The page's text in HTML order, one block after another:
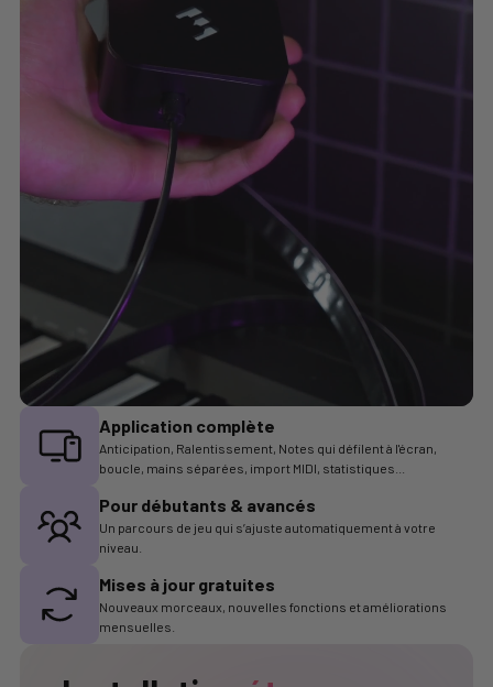
Application complète
Anticipation, Ralentissement, Notes qui défilent à l'écran,
boucle, mains séparées, import MIDI, statistiques...
Pour débutants & avancés
Un parcours de jeu qui s’ajuste automatiquement à votre
niveau.
Mises à jour gratuites
Nouveaux morceaux, nouvelles fonctions et améliorations
mensuelles.